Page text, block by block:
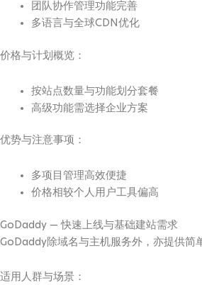
团队协作管理功能完善
多语言与全球CDN优化
价格与计划概览：
按站点数量与功能划分套餐
高级功能需选择企业方案
优势与注意事项：
多项目管理高效便捷
价格相较个人用户工具偏高
GoDaddy — 快速上线与基础建站需求
GoDaddy除域名与主机服务外，亦提供简
适用人群与场景：